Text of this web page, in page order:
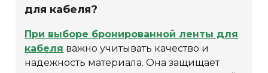
для кабеля?
При выборе бронированной ленты для
кабеля важно учитывать качество и
надежность материала. Она защищает